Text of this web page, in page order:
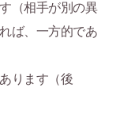
（相手が別の異
ば、一方的であ
ります（後